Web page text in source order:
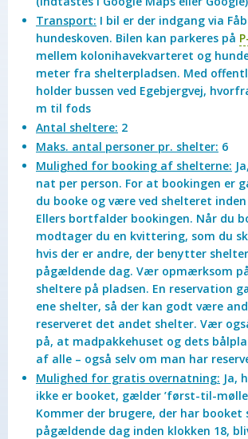
Transport: I bil er der indgang via
hundeskoven. Bilen kan parkeres på
mellem kolonihavekvarteret og
meter fra shelterpladsen. Med
holder bussen ved Egebjergvej,
m til fods
Antal sheltere: 2
Maks. antal personer pr. shelter: 6
Mulighed for booking af shelterne:
nat per person. For at bookingen er
du booke og være ved shelteret inden
Ellers bortfalder bookingen. Når du
modtager du en kvittering, som du
hvis der er andre, der benytter
pågældende dag. Vær opmærksom
sheltere på pladsen. En reservation
ene shelter, så der kan godt være
reserveret det andet shelter. Vær
på, at madpakkehuset og dets
af alle – også selv om man har
Mulighed for gratis overnatning: Ja,
ikke er booket, gælder ’først-til-
Kommer der brugere, der har booket
pågældende dag inden klokken 18,